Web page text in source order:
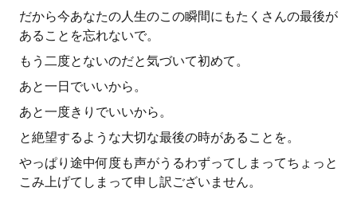
だから今あなたの人生のこの瞬間にもたくさんの最後が
あることを忘れないで。
もう二度とないのだと気づいて初めて。
あと一日でいいから。
あと一度きりでいいから。
と絶望するような大切な最後の時があることを。
やっぱり途中何度も声がうるわずってしまってちょっと
こみ上げてしまって申し訳ございません。